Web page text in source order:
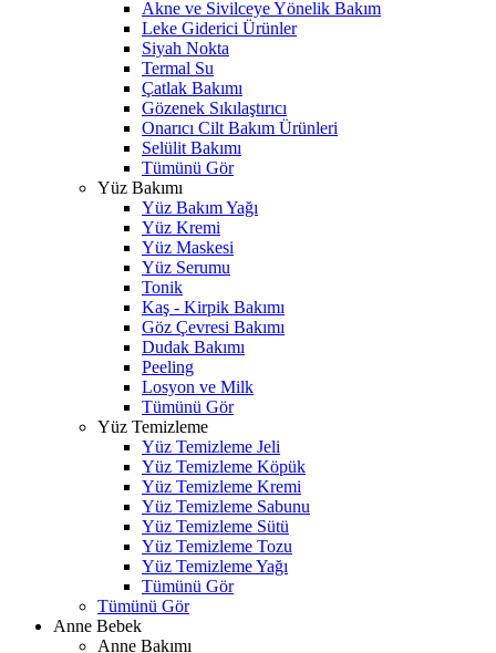
Akne ve Sivilceye Yönelik Bakım
Leke Giderici Ürünler
Siyah Nokta
Termal Su
Çatlak Bakımı
Gözenek Sıkılaştırıcı
Onarıcı Cilt Bakım Ürünleri
Selülit Bakımı
Tümünü Gör
Yüz Bakımı
Yüz Bakım Yağı
Yüz Kremi
Yüz Maskesi
Yüz Serumu
Tonik
Kaş - Kirpik Bakımı
Göz Çevresi Bakımı
Dudak Bakımı
Peeling
Losyon ve Milk
Tümünü Gör
Yüz Temizleme
Yüz Temizleme Jeli
Yüz Temizleme Köpük
Yüz Temizleme Kremi
Yüz Temizleme Sabunu
Yüz Temizleme Sütü
Yüz Temizleme Tozu
Yüz Temizleme Yağı
Tümünü Gör
Tümünü Gör
Anne Bebek
Anne Bakımı